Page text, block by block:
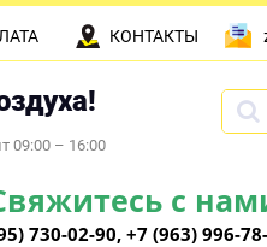
09:00 – 16:00
с
730-02-90, +7 (963) 996-
КОНТАКТЫ